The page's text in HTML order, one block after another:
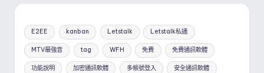
E2EE kanban Letstalk Letstalk私通
MTV最強音 tag WFH 免費 免費通訊軟體
功能說明 加密通訊軟體 多帳號登入 安全通訊軟體